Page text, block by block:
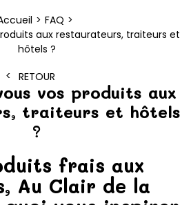
FAQ
aux restaurateurs, traiteurs et
hôtels ?
RETOUR
vos produits aux
traiteurs et hôtels
?
frais aux
Au Clair de la